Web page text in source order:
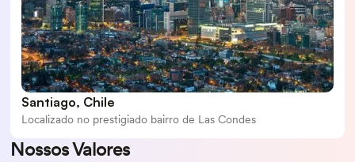
Santiago, Chile
Localizado no prestigiado bairro de Las Condes
Nossos Valores